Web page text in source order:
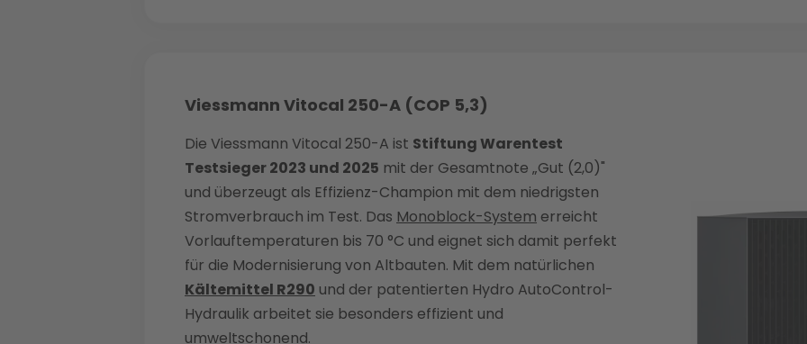
Viessmann Vitocal 250-A (COP 5,3)
Die Viessmann Vitocal 250-A ist Stiftung Warentest
Testsieger 2023 und 2025 mit der Gesamtnote „Gut (2,0)"
und überzeugt als Effizienz-Champion mit dem niedrigsten
Stromverbrauch im Test. Das Monoblock-System erreicht
Vorlauftemperaturen bis 70 °C und eignet sich damit perfekt
für die Modernisierung von Altbauten. Mit dem natürlichen
Kältemittel R290 und der patentierten Hydro AutoControl-
Hydraulik arbeitet sie besonders effizient und
umweltschonend.